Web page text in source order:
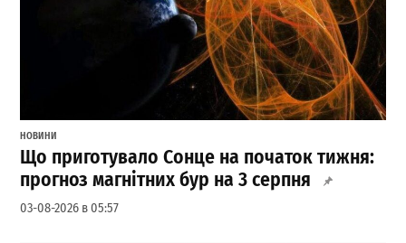
НОВИНИ
Що приготувало Сонце на початок тижня:
прогноз магнітних бур на 3 серпня
03-08-2026 в 05:57